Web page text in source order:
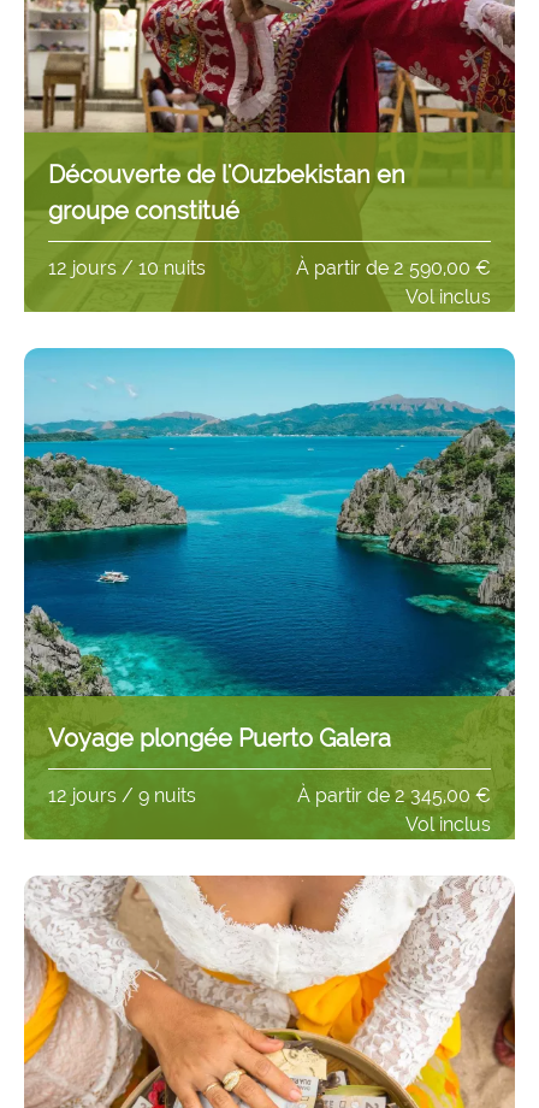
Découverte de l'Ouzbekistan en
groupe constitué
12 jours / 10 nuits
Vol inclus
À partir de 2 590,00 €
Voyage plongée Puerto Galera
12 jours / 9 nuits
Vol inclus
À partir de2 345,00 €